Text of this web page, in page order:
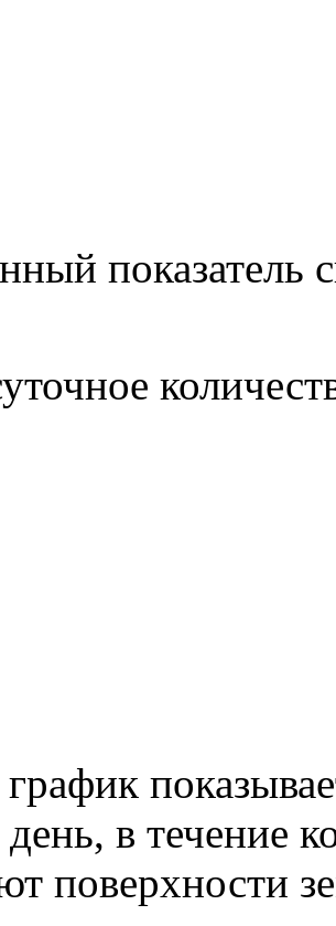
показатель
день, в течение
поверхности